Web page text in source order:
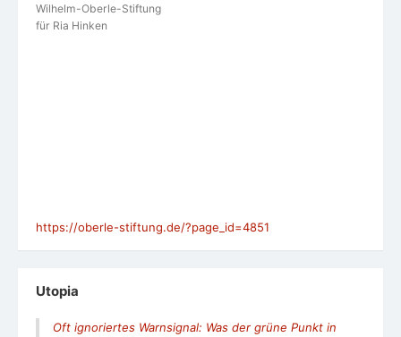
Wilhelm-Oberle-Stiftung
für Ria Hinken
https://oberle-stiftung.de/?page_id=4851
Utopia
Oft ignoriertes Warnsignal: Was der grüne Punkt in